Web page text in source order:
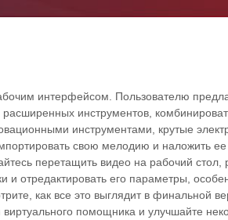
интерфейсом. Пользователю
инструментов,
инструментами, крутые
свою мелодию и наложить ее
перетащить видео на рабочий стол,
и отредактировать его параметры,
как все это выглядит в финальной
помощника и улучшайте